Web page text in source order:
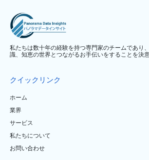
私たちは数十年の経験を持つ専門家のチームであり
識、知恵の世界とつながるお手伝いをすることを決意
クイックリンク
ホーム
業界
サービス
私たちについて
お問い合わせ